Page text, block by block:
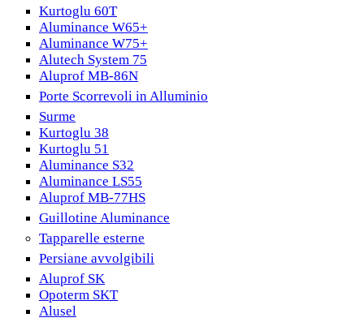
Kurtoglu 60T
Aluminance W65+
Aluminance W75+
Alutech System 75
Aluprof MB-86N
Porte Scorrevoli in Alluminio
Surme
Kurtoglu 38
Kurtoglu 51
Aluminance S32
Aluminance LS55
Aluprof MB-77HS
Guillotine Aluminance
Tapparelle esterne
Persiane avvolgibili
Aluprof SK
Opoterm SKT
Alusel